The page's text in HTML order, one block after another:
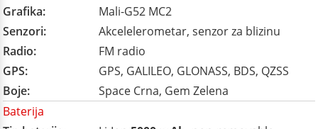
Grafika:
Mali-G52 MC2
Senzori:
Akcelelerometar, senzor za blizinu
Radio:
FM radio
GPS:
GPS, GALILEO, GLONASS, BDS, QZSS
Boje:
Space Crna, Gem Zelena
Baterija